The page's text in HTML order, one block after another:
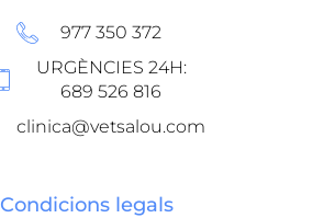
977 350 372
URGÈNCIES 24H:
689 526 816
clinica@vetsalou.com
Condicions legals